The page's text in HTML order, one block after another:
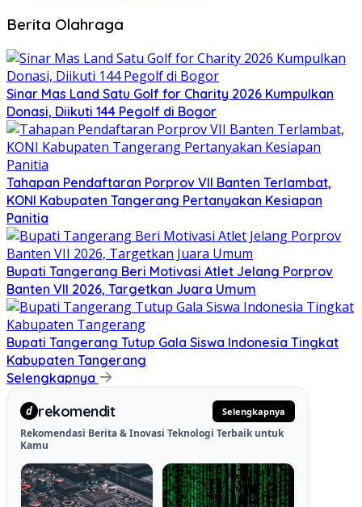
Berita Olahraga
Sinar Mas Land Satu Golf for Charity 2026 Kumpulkan
Donasi, Diikuti 144 Pegolf di Bogor
Tahapan Pendaftaran Porprov VII Banten Terlambat,
KONI Kabupaten Tangerang Pertanyakan Kesiapan
Panitia
Bupati Tangerang Beri Motivasi Atlet Jelang Porprov
Banten VII 2026, Targetkan Juara Umum
Bupati Tangerang Tutup Gala Siswa Indonesia Tingkat
Kabupaten Tangerang
Selengkapnya
d rekomendit Selengkapnya
Rekomendasi Berita & Inovasi Teknologi Terbaik untuk
Kamu